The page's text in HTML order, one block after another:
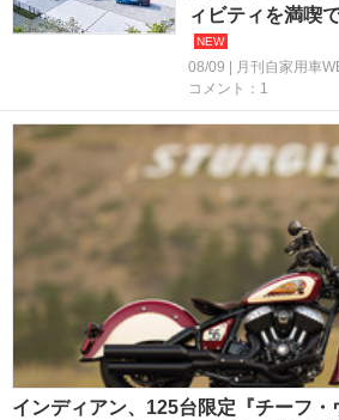
ィビティを満喫
08/09 | 月刊自家用車
コメント：1
インディアン、125台限定『チーフ